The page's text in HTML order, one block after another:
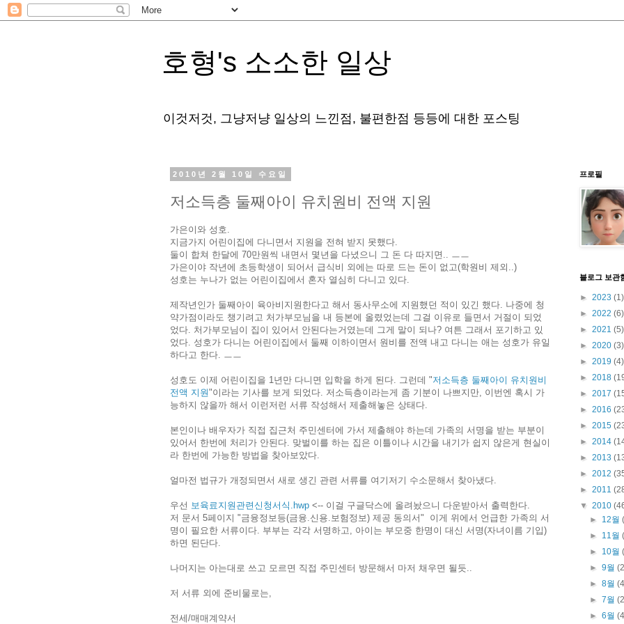
호형's 소소한 일상
이것저것, 그냥저냥 일상의 느낀점, 불편한점 등등에 대한 포스팅
2010년 2월 10일 수요일
저소득층 둘째아이 유치원비 전액 지원
가은이와 성호.
지금가지 어린이집에 다니면서 지원을 전혀 받지 못했다.
둘이 합쳐 한달에 70만원씩 내면서 몇년을 다녔으니 그 돈 다 따지면.. ㅡㅡ
가은이야 작년에 초등학생이 되어서 급식비 외에는 따로 드는 돈이 없고(학원비 제외..)
성호는 누나가 없는 어린이집에서 혼자 열심히 다니고 있다.
제작년인가 둘째아이 육아비지원한다고 해서 동사무소에 지원했던 적이 있긴 했다. 나중에 청
약가점이라도 챙기려고 처가부모님을 내 등본에 올렸었는데 그걸 이유로 들면서 거절이 되었
었다. 처가부모님이 집이 있어서 안된다는거였는데 그게 말이 되나? 여튼 그래서 포기하고 있
었다. 성호가 다니는 어린이집에서 둘째 이하이면서 원비를 전액 내고 다니는 애는 성호가 유일
하다고 한다. ㅡㅡ
성호도 이제 어린이집을 1년만 다니면 입학을 하게 된다. 그런데 "저소득층 둘째아이 유치원비
전액 지원"이라는 기사를 보게 되었다. 저소득층이라는게 좀 기분이 나쁘지만, 이번엔 혹시 가
능하지 않을까 해서 이런저런 서류 작성해서 제출해놓은 상태다.
본인이나 배우자가 직접 집근처 주민센터에 가서 제출해야 하는데 가족의 서명을 받는 부분이
있어서 한번에 처리가 안된다. 맞벌이를 하는 집은 이틀이나 시간을 내기가 쉽지 않은게 현실이
라 한번에 가능한 방법을 찾아보았다.
얼마전 법규가 개정되면서 새로 생긴 관련 서류를 여기저기 수소문해서 찾아냈다.
우선 보육료지원관련신청서식.hwp <-- 이걸 구글닥스에 올려놨으니 다운받아서 출력한다.
저 문서 5페이지 "금융정보등(금융.신용.보험정보) 제공 동의서" 이게 위에서 언급한 가족의 서
명이 필요한 서류이다. 부부는 각각 서명하고, 아이는 부모중 한명이 대신 서명(자녀이름 기입)
하면 된단다.
나머지는 아는대로 쓰고 모르면 직접 주민센터 방문해서 마저 채우면 될듯..
저 서류 외에 준비물로는,
전세/매매계약서
프로필
블로그 보관
► 2023 (1)
► 2022 (6)
► 2021 (5)
► 2020 (3)
► 2019 (4)
► 2018
► 2017
► 2016
► 2015
► 2014
► 2013
► 2012
► 2011
▼ 2010
► 12월
► 11월
► 10월
►9월
►8월
►7월
►6월